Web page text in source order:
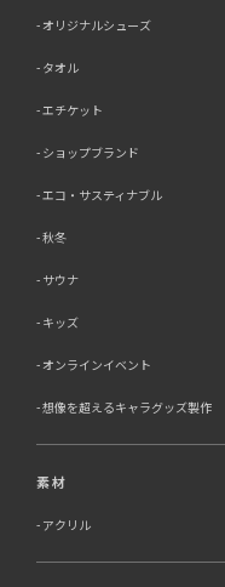
オリジナルシューズ
タオル
エチケット
ショップブランド
エコ・サスティナブル
秋冬
サウナ
キッズ
オンラインイベント
想像を超えるキャラグッズ製作
素材
アクリル